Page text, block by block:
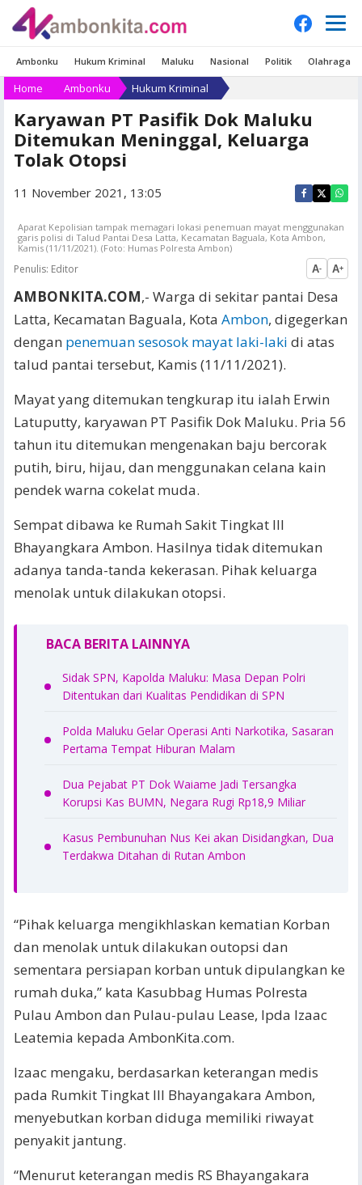
Ambonku Hukum Kriminal Maluku Nasional Politik Olahraga
Home Ambonku Hukum Kriminal
Karyawan PT Pasifik Dok Maluku
Ditemukan Meninggal, Keluarga
Tolak Otopsi
11 November 2021, 13:05
Aparat Kepolisian tampak memagari lokasi penemuan mayat menggunakan
garis polisi di Talud Pantai Desa Latta, Kecamatan Baguala, Kota Ambon,
Kamis (11/11/2021). (Foto: Humas Polresta Ambon)
Penulis: Editor A- A+
AMBONKITA.COM,- Warga di sekitar pantai Desa
Latta, Kecamatan Baguala, Kota Ambon, digegerkan
dengan penemuan sesosok mayat laki-laki di atas
talud pantai tersebut, Kamis (11/11/2021).
Mayat yang ditemukan tengkurap itu ialah Erwin
Latuputty, karyawan PT Pasifik Dok Maluku. Pria 56
tahun itu ditemukan mengenakan baju bercorak
putih, biru, hijau, dan menggunakan celana kain
pendek warna cokelat muda.
Sempat dibawa ke Rumah Sakit Tingkat III
Bhayangkara Ambon. Hasilnya tidak ditemukan
adanya tanda-tanda kekerasan. Pihak keluarga
menolak untuk dilakukan otopsi.
BACA BERITA LAINNYA
Sidak SPN, Kapolda Maluku: Masa Depan Polri
Ditentukan dari Kualitas Pendidikan di SPN
Polda Maluku Gelar Operasi Anti Narkotika, Sasaran
Pertama Tempat Hiburan Malam
Dua Pejabat PT Dok Waiame Jadi Tersangka
Korupsi Kas BUMN, Negara Rugi Rp18,9 Miliar
Kasus Pembunuhan Nus Kei akan Disidangkan, Dua
Terdakwa Ditahan di Rutan Ambon
“Pihak keluarga mengikhlaskan kematian Korban
dan menolak untuk dilakukan outopsi dan
sementara persiapan korban untuk dipulangkan ke
rumah duka,” kata Kasubbag Humas Polresta
Pulau Ambon dan Pulau-pulau Lease, Ipda Izaac
Leatemia kepada AmbonKita.com.
Izaac mengaku, berdasarkan keterangan medis
pada Rumkit Tingkat III Bhayangakara Ambon,
menyebutkan korban diduga memiliki riwayat
penyakit jantung.
“Menurut keterangan medis RS Bhayangakara